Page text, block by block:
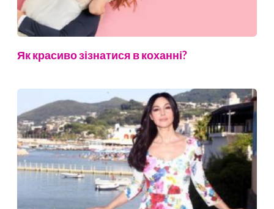
Як красиво зізнатися в коханні?